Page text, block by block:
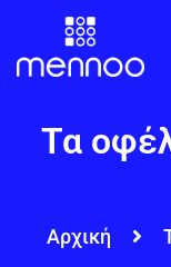
Τα
Αρχική